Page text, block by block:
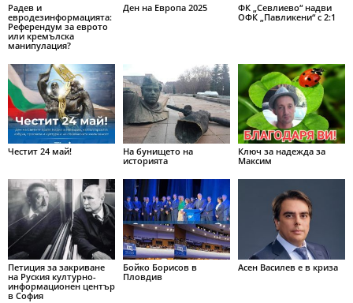
Радев и
евродезинформацията:
Референдум за еврото
или кремълска
манипулация?
Ден на Европа 2025
ФК „Севлиево“ надви
ОФК „Павликени“ с 2:1
Честит 24 май!
На бунището на
историята
Ключ за надежда за
Максим
Петиция за закриване
на Руския културно-
информационен център
в София
Бойко Борисов в
Пловдив
Асен Василев е в криза